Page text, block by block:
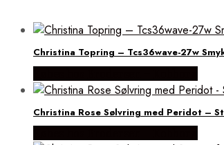
Christina Topring – Tcs36wave-27w
Christina Rose Sølvring med Peridot –